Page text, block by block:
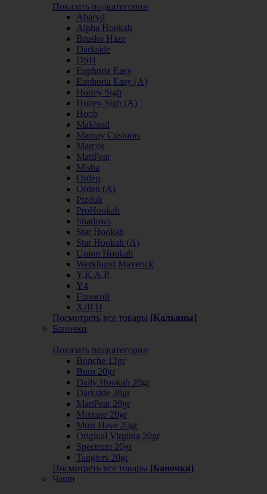
Показать подкатегории
Abaryd
Alpha Hookah
Brusko Haze
Darkside
DSH
Euphoria Easy
Euphoria Easy (А)
Honey Sigh
Honey Sigh (А)
Hoob
Maklaud
Mamay Customs
Marcos
MattPear
Misha
Orden
Orden (А)
Pizduk
ProHookah
Shadows
Star Hookah
Star Hookah (А)
Union Hookah
Werkbund Maverick
Y.K.A.P.
Y4
Горький
ХЛГН
Посмотреть все товары [Кальяны]
Баночки
Показать подкатегории
Bonche 12gr
Burn 20gr
Daily Hookah 20gr
Darkside 20gr
MattPear 20gr
Mixtape 20gr
Must Have 20gr
Original Virginia 20gr
Spectrum 20gr
Tangiers 20gr
Посмотреть все товары [Баночки]
Чаши